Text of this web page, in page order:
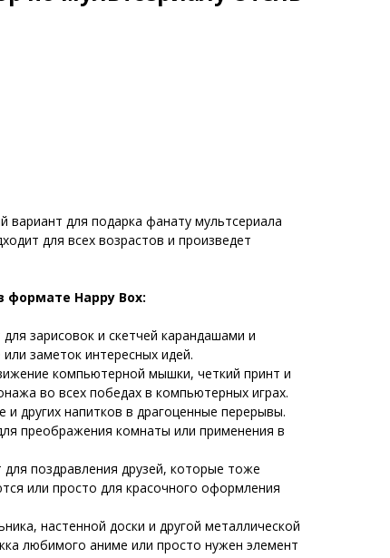
для подарка фанату мультсериала
для всех возрастов и произведет
формате Happy Box:
зарисовок и скетчей карандашами и
заметок интересных идей.
компьютерной мышки, четкий принт и
во всех победах в компьютерных играх.
и других напитков в драгоценные перерывы.
преображения комнаты или применения в
для поздравления друзей, которые тоже
или просто для красочного оформления
настенной доски и другой металлической
любимого аниме или просто нужен элемент